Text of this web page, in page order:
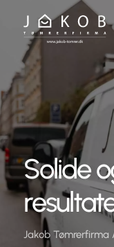
Content
Solide
Jakob Tømrerfirma